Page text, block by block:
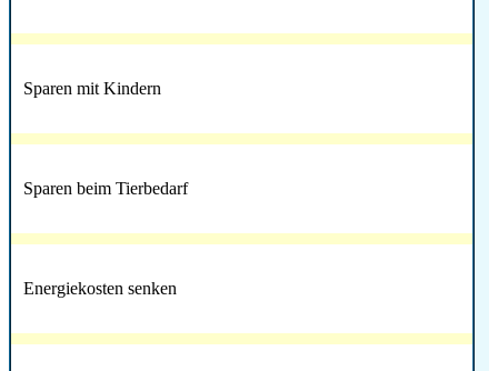
Sparen mit Kindern
Sparen beim Tierbedarf
Energiekosten senken